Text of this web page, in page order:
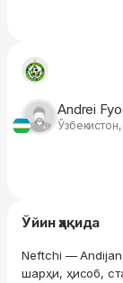
Andrei
Ўзбекистон,
Ўйин ҳақида
Neftchi —
шарҳи, ҳисоб,